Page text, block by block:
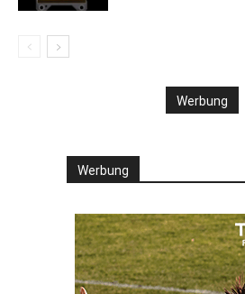
Werbung
Werbung